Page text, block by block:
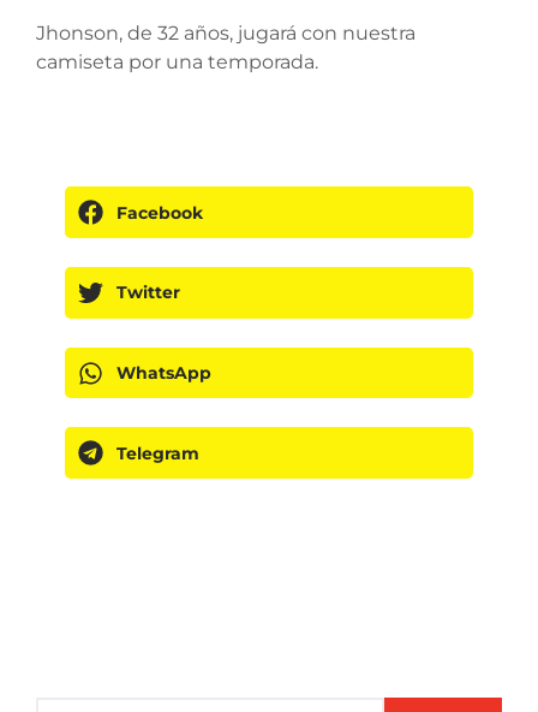
Jhonson, de 32 años, jugará con nuestra
camiseta por una temporada.
Facebook
Twitter
WhatsApp
Telegram